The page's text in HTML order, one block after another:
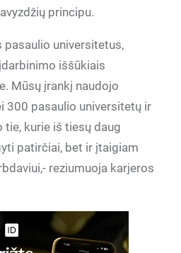
principu.
pasaulio universitetus,
iššūkiais
Mūsų įrankį naudojo
300 pasaulio universitetų ir
kurie iš tiesų daug
patirčiai, bet ir įtaigiam
reziumuoja karjeros